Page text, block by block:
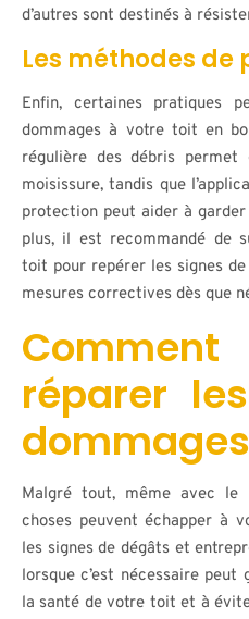
d’autres sont destinés à
Les méthodes de
Enfin, certaines pratiques
dommages à votre toit en
régulière des débris
moisissure, tandis que
protection peut aider à
plus, il est recommandé de
toit pour repérer les signes
mesures correctives dès que
réparer
Malgré tout, même avec le
choses peuvent échapper à
les signes de dégâts et
lorsque c’est nécessaire
la santé de votre toit et à